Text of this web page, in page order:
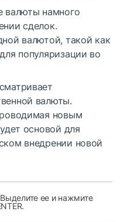
валюты намного
сделок.
валютой, такой как
популяризации во
валюты.
новым
основой для
внедрении новой
ее и нажмите